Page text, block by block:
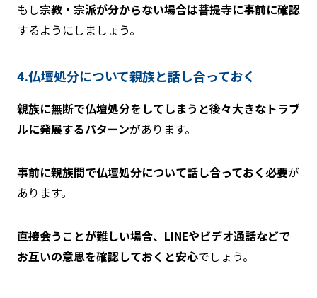
もし宗教・宗派が分からない場合は菩提寺に事前に確認
するようにしましょう。
4.仏壇処分について親族と話し合っておく
親族に無断で仏壇処分をしてしまうと後々大きなトラブ
ルに発展するパターンがあります。
事前に親族間で仏壇処分について話し合っておく必要が
あります。
直接会うことが難しい場合、LINEやビデオ通話などで
お互いの意思を確認しておくと安心でしょう。